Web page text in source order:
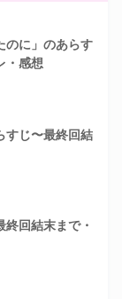
のに」のあらす
・感想
すじ〜最終回結
終回結末まで・